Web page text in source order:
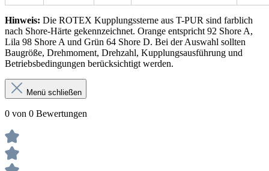
Hinweis: Die ROTEX Kupplungssterne aus T-PUR sind farblich
nach Shore-Härte gekennzeichnet. Orange entspricht 92 Shore A,
Lila 98 Shore A und Grün 64 Shore D. Bei der Auswahl sollten
Baugröße, Drehmoment, Drehzahl, Kupplungsausführung und
Betriebsbedingungen berücksichtigt werden.
Menü schließen
0 von 0 Bewertungen